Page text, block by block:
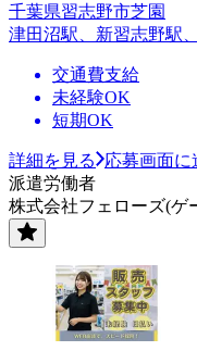
千葉県習志野市芝園
津田沼駅、新習志野駅
交通費支給
未経験OK
短期OK
詳細を見る
応募画面に
派遣労働者
株式会社フェローズ(ゲ